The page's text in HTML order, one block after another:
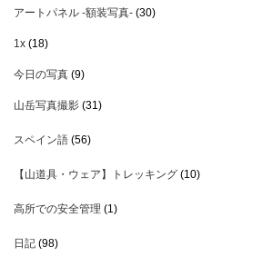
アートパネル -額装写真- (30)
1x (18)
今日の写真 (9)
山岳写真撮影 (31)
スペイン語 (56)
【山道具・ウェア】トレッキング (10)
高所での安全管理 (1)
日記 (98)